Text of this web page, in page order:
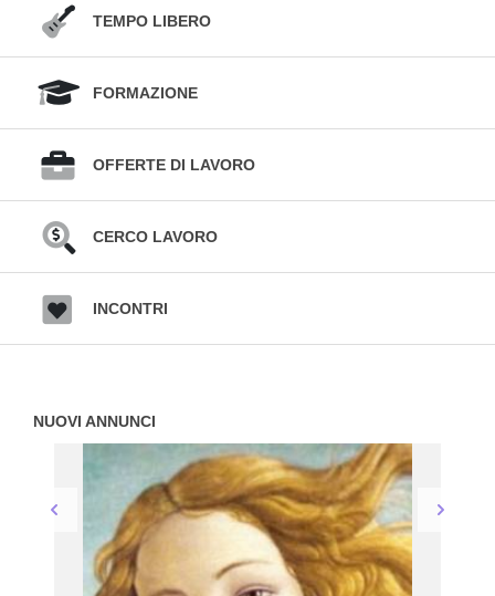
TEMPO LIBERO
FORMAZIONE
OFFERTE DI LAVORO
CERCO LAVORO
INCONTRI
NUOVI ANNUNCI